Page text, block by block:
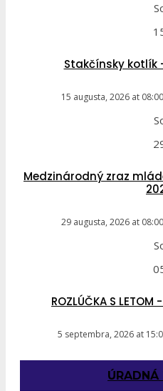
Stakčínsky kotlík
15 augusta, 2026 at 08:00
Medzinárodný zraz
29 augusta, 2026 at 08:00
ROZLÚČKA S
5 septembra, 2026 at